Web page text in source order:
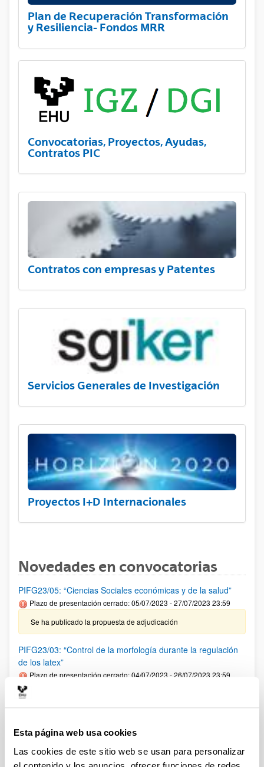
Esta página web usa cookies
Las cookies de este sitio web se usan para personalizar
Plan de Recuperación Transformación
y Resiliencia- Fondos MRR
Convocatorias, Proyectos, Ayudas,
Contratos PIC
Contratos con empresas y Patentes
Servicios Generales de Investigación
Proyectos I+D Internacionales
Novedades en convocatorias
PIFG23/05: “Ciencias Sociales económicas y de la salud”
Plazo de presentación cerrado: 05/07/2023 - 27/07/2023 23:59
Se ha publicado la propuesta de adjudicación
PIFG23/03: “Control de la morfología durante la regulación
de los latex”
Plazo de presentación cerrado: 04/07/2023 - 26/07/2023 23:59
Química”
Plazo de presentación cerrado: 13/07/2023 - 07/08/2023 23:59